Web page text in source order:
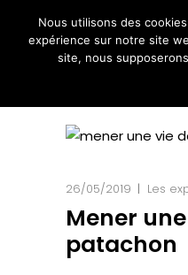
26/05/2019 Les
Mener
patachon
Nous utilisons des
expérience sur notre site
site, nous